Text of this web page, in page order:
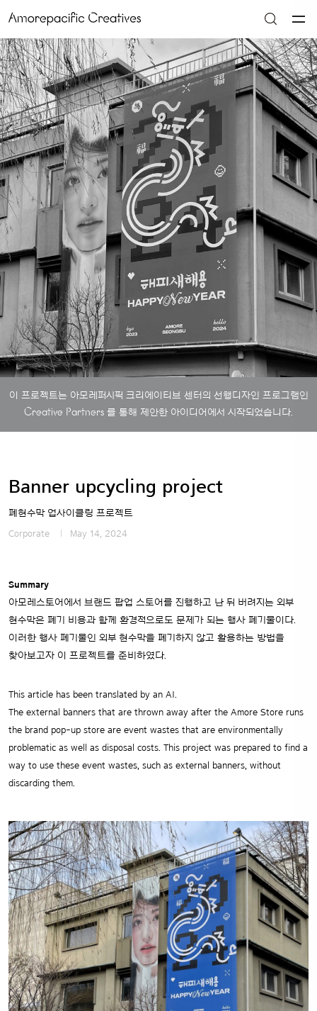
이 프로젝트는 아모레퍼시픽 크리에이티브 센터의 선행디자인 프로그램인
Creative Partners 를 통해 제안한 아이디어에서 시작되었습니다.
Banner upcycling project
폐현수막 업사이클링 프로젝트
Corporate May 14, 2024
Summary
아모레스토어에서 브랜드 팝업 스토어를 진행하고 난 뒤 버려지는 외부
현수막은 폐기 비용과 함께 환경적으로도 문제가 되는 행사 폐기물이다.
이러한 행사 폐기물인 외부 현수막을 폐기하지 않고 활용하는 방법을
찾아보고자 이 프로젝트를 준비하였다.
This article has been translated by an AI.
The external banners that are thrown away after the Amore Store runs
the brand pop-up store are event wastes that are environmentally
problematic as well as disposal costs. This project was prepared to find a
way to use these event wastes, such as external banners, without
discarding them.